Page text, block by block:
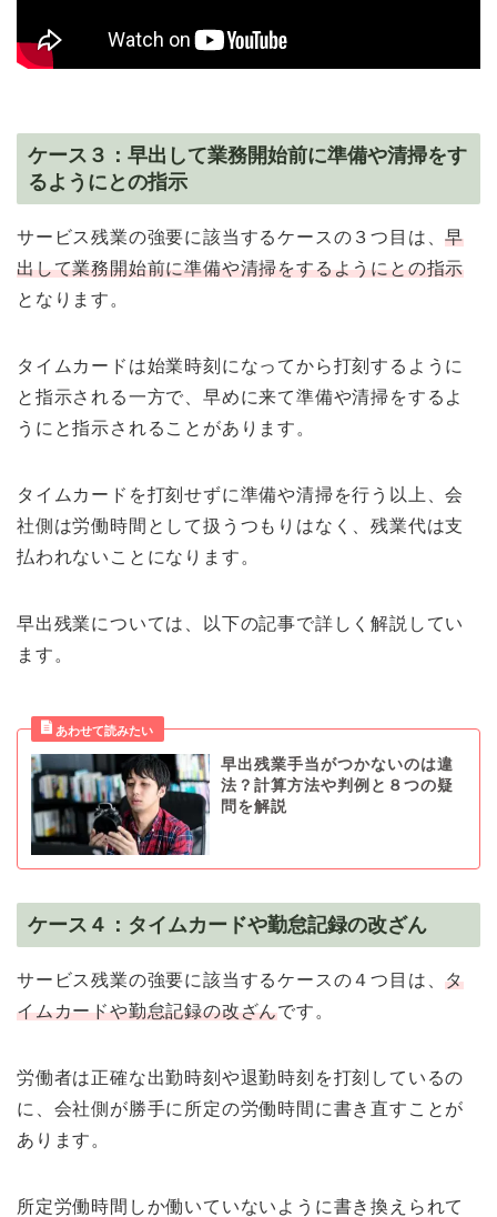
ケース３：早出して業務開始前に準備や清掃をす
るようにとの指示
サービス残業の強要に該当するケースの３つ目は、早
出して業務開始前に準備や清掃をするようにとの指示
となります。
タイムカードは始業時刻になってから打刻するように
と指示される一方で、早めに来て準備や清掃をするよ
うにと指示されることがあります。
タイムカードを打刻せずに準備や清掃を行う以上、会
社側は労働時間として扱うつもりはなく、残業代は支
払われないことになります。
早出残業については、以下の記事で詳しく解説してい
ます。
早出残業手当がつかないのは違
法？計算方法や判例と８つの疑
問を解説
ケース４：タイムカードや勤怠記録の改ざん
サービス残業の強要に該当するケースの４つ目は、タ
イムカードや勤怠記録の改ざんです。
労働者は正確な出勤時刻や退勤時刻を打刻しているの
に、会社側が勝手に所定の労働時間に書き直すことが
あります。
所定労働時間しか働いていないように書き換えられて